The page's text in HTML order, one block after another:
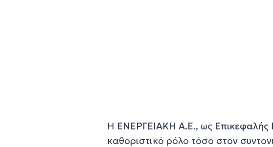
Η ΕΝΕΡΓΕΙΑΚΗ Α.Ε., ως Επικεφαλής
καθοριστικό ρόλο τόσο στον